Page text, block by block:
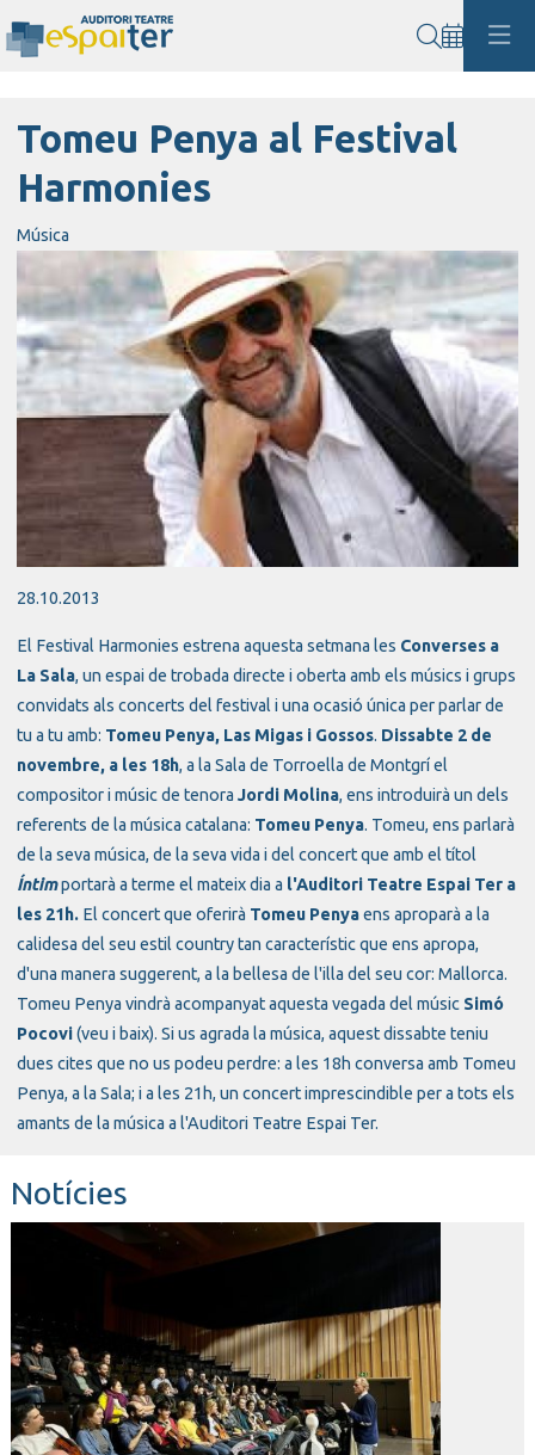
Tomeu Penya al Festival
Harmonies
Música
28.10.2013
El Festival Harmonies estrena aquesta setmana les Converses a
La Sala, un espai de trobada directe i oberta amb els músics i grups
convidats als concerts del festival i una ocasió única per parlar de
tu a tu amb: Tomeu Penya, Las Migas i Gossos. Dissabte 2 de
novembre, a les 18h, a la Sala de Torroella de Montgrí el
compositor i músic de tenoraJordi Molina, ens introduirà un dels
referents de la música catalana: Tomeu Penya. Tomeu, ens parlarà
de la seva música, de la seva vida i del concert que amb el títol
Íntimportarà a terme el mateix dia a l'Auditori Teatre Espai Ter a
les 21h. El concert que oferirà Tomeu Penyaens aproparà a la
calidesa del seu estil country tan característic que ens apropa,
d'una manera suggerent, a la bellesa de l'illa del seu cor: Mallorca.
Tomeu Penya vindrà acompanyat aquesta vegada del músic Simó
Pocovi(veu i baix). Si us agrada la música, aquest dissabte teniu
dues cites que no us podeu perdre: a les 18h conversa amb Tomeu
Penya, a la Sala; i a les 21h, un concert imprescindible per a tots els
amants de la música a l'Auditori Teatre Espai Ter.
Notícies